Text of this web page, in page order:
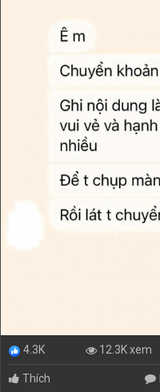
4.3K 12.3K xem
Thích